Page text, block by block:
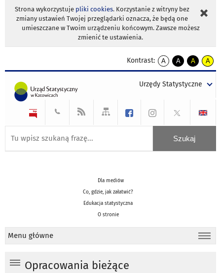
Strona wykorzystuje pliki cookies. Korzystanie z witryny bez
zmiany ustawień Twojej przeglądarki oznacza, że będą one
umieszczane w Twoim urządzeniu końcowym. Zawsze możesz
zmienić te ustawienia.
Kontrast:
A
kontrast
A
kontrast
tekst
czarnym
A
kontrast
tekst
czarnym
A
tekst
żółtym
Urzędy Statystyczne
Dla mediów
Co, gdzie, jak załatwić?
Edukacja statystyczna
O stronie
Menu główne
Opracowania bieżące